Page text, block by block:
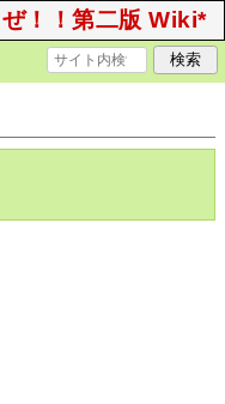
！！第二版 Wiki*